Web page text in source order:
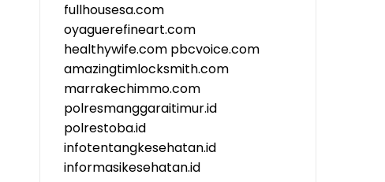
fullhousesa.com
oyaguerefineart.com
healthywife.com pbcvoice.com
amazingtimlocksmith.com
marrakechimmo.com
polresmanggaraitimur.id
polrestoba.id
infotentangkesehatan.id
informasikesehatan.id